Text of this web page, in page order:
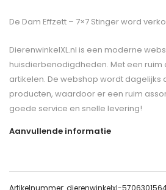
De Dam Effzett – 7×7 Stingerword
DierenwinkelXL.nl is een moderne
huisdierbenodigdheden. Met een
artikelen. De webshop wordt dagelijks
producten, waardoor er een ruim
goede service en snelle levering!
Aanvullende informatie
Artikelnummer: dierenwinkelxl-